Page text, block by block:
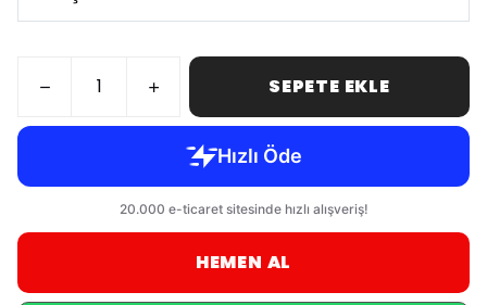
SEPETE EKLE
HEMEN AL